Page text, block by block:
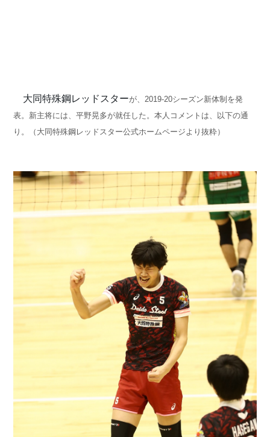
大同特殊鋼レッドスターが、2019-20シーズン新体制を発
表。新主将には、平野晃多が就任した。本人コメントは、以下の通
り。（大同特殊鋼レッドスター公式ホームページより抜粋）